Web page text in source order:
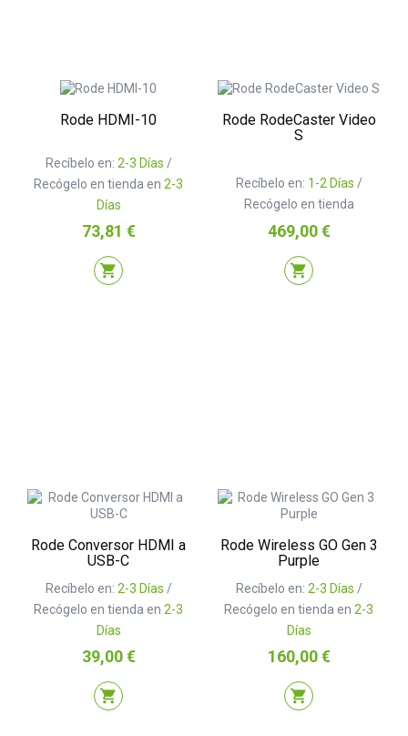
Rode HDMI-10
Recíbelo en: 2-3 Días /
Recógelo en tienda en 2-3
Días
Precio
73,81 €
shopping_cart
Rode RodeCaster Video
S
Recíbelo en: 1-2 Días /
Recógelo en tienda
Precio
469,00 €
shopping_cart
Rode Conversor HDMI a
USB-C
Recíbelo en: 2-3 Días /
Recógelo en tienda en 2-3
Días
Precio
39,00 €
shopping_cart
Rode Wireless GO Gen 3
Purple
Recíbelo en: 2-3 Días /
Recógelo en tienda en 2-3
Días
Precio
160,00 €
shopping_cart